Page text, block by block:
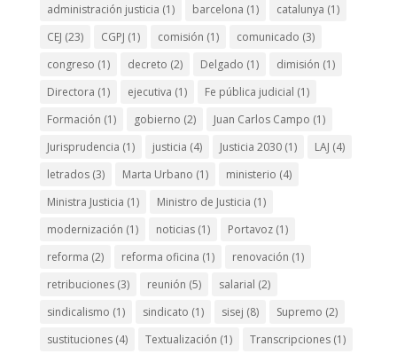
administración justicia (1) barcelona (1) catalunya (1)
CEJ (23) CGPJ (1) comisión (1) comunicado (3)
congreso (1) decreto (2) Delgado (1) dimisión (1)
Directora (1) ejecutiva (1) Fe pública judicial (1)
Formación (1) gobierno (2) Juan Carlos Campo (1)
Jurisprudencia (1) justicia (4) Justicia 2030(1) LAJ (4)
letrados(3) Marta Urbano (1) ministerio (4)
Ministra Justicia (1) Ministro de Justicia (1)
modernización (1) noticias(1) Portavoz(1)
reforma (2) reforma oficina (1) renovación (1)
retribuciones(3) reunión (5) salarial (2)
sindicalismo (1) sindicato (1) sisej (8) Supremo (2)
sustituciones(4) Textualización (1) Transcripciones(1)